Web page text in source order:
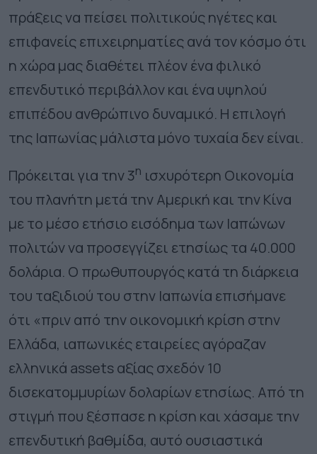
πράξεις να πείσει πολιτικούς ηγέτες και
επιφανείς επιχειρηματίες ανά τον κόσμο ότι
η χώρα μας διαθέτει πλέον ένα φιλικό
επενδυτικό περιβάλλον και ένα υψηλού
επιπέδου ανθρώπινο δυναμικό. Η επιλογή
της Ιαπωνίας μάλιστα μόνο τυχαία δεν είναι.
Πρόκειται για την 3η ισχυρότερη Οικονομία
του πλανήτη μετά την Αμερική και την Κίνα
με το μέσο ετήσιο εισόδημα των Ιαπώνων
πολιτών να προσεγγίζει ετησίως τα 40.000
δολάρια. Ο πρωθυπουργός κατά τη διάρκεια
του ταξιδιού του στην Ιαπωνία επισήμανε
ότι «πριν από την οικονομική κρίση στην
Ελλάδα, ιαπωνικές εταιρείες αγόραζαν
ελληνικά assets αξίας σχεδόν 10
δισεκατομμυρίων δολαρίων ετησίως. Από τη
στιγμή που ξέσπασε η κρίση και χάσαμε την
επενδυτική βαθμίδα, αυτό ουσιαστικά